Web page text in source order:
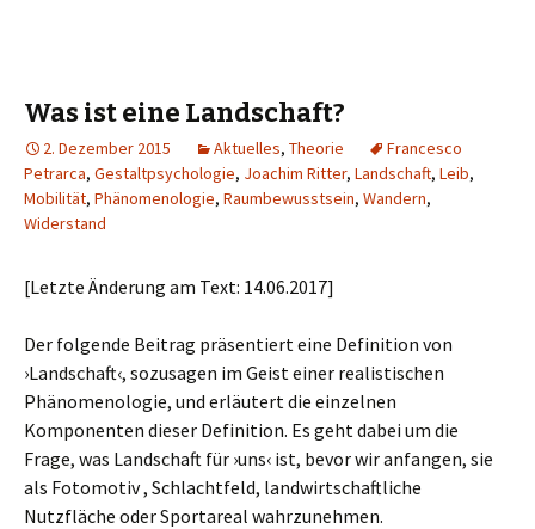
Was ist eine Landschaft?
2. Dezember 2015 Aktuelles, Theorie
Francesco
Petrarca, Gestaltpsychologie, Joachim Ritter, Landschaft, Leib,
Mobilität, Phänomenologie, Raumbewusstsein, Wandern,
Widerstand
[Letzte Änderung am Text: 14.06.2017]
Der folgende Beitrag präsentiert eine Definition von
›Landschaft‹, sozusagen im Geist einer realistischen
Phänomenologie, und erläutert die einzelnen
Komponenten dieser Definition. Es geht dabei um die
Frage, was Landschaft für ›uns‹ ist, bevor wir anfangen, sie
als Fotomotiv , Schlachtfeld, landwirtschaftliche
Nutzfläche oder Sportareal wahrzunehmen.